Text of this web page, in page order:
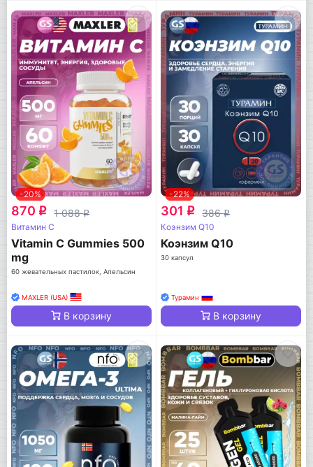
-20%
870 q 1 088q
Витамин C
Vitamin C Gummies 500
mg
60 жевательных пастилок, Апельсин
MAXLER (USA)
В корзину
-22%
301 q 386q
Коэнзим Q10
Коэнзим Q10
30 капсул
Турамин
В корзину